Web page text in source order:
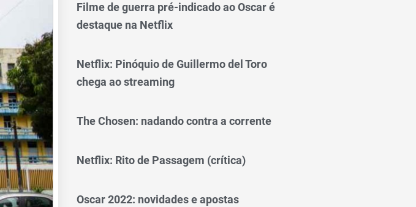
Filme de guerra pré-indicado ao Oscar é
destaque na Netflix
Netflix: Pinóquio de Guillermo del Toro
chega ao streaming
The Chosen: nadando contra a corrente
Netflix: Rito de Passagem (crítica)
Oscar 2022: novidades e apostas